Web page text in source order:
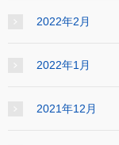
2022年2月
2022年1月
2021年12月